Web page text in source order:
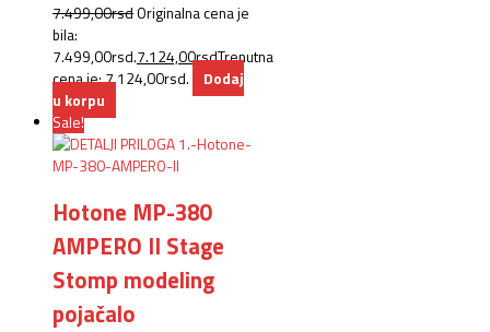
7.499,00rsd Originalna cena je
bila:
7.499,00rsd.7.124,00rsdTrenutna
cena je: 7.124,00rsd.
Dodaj
u korpu
Sale!
Hotone MP-380
AMPERO II Stage
Stomp modeling
pojačalo